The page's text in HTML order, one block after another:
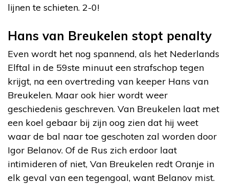
lijnen te schieten. 2-0!
Hans van Breukelen stopt penalty
Even wordt het nog spannend, als het Nederlands
Elftal in de 59ste minuut een strafschop tegen
krijgt, na een overtreding van keeper Hans van
Breukelen. Maar ook hier wordt weer
geschiedenis geschreven. Van Breukelen laat met
een koel gebaar bij zijn oog zien dat hij weet
waar de bal naar toe geschoten zal worden door
Igor Belanov. Of de Rus zich erdoor laat
intimideren of niet, Van Breukelen redt Oranje in
elk geval van een tegengoal, want Belanov mist.